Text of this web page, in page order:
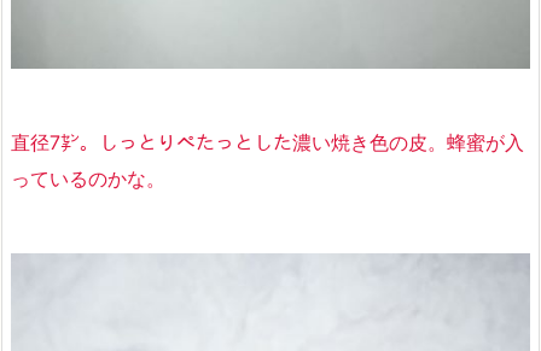
直径7㌢。しっとりぺたっとした濃い焼き色の皮。蜂蜜が入
っているのかな。